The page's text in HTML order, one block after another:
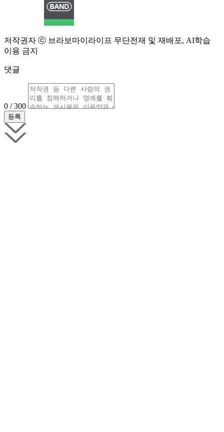
저작권자 ⓒ 브라보마이라이프 무단전재 및 재배포, AI학습
이용 금지
댓글
0 / 300